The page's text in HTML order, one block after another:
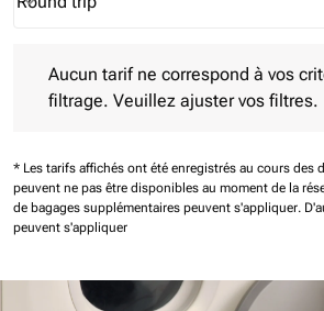
Journey Types option Round trip
Aucun tarif ne correspond à vos
filtrage. Veuillez ajuster vos filtres.
* Les tarifs affichés ont été enregistrés au cours des
peuvent ne pas être disponibles au moment de la
de bagages supplémentaires peuvent s'appliquer.
peuvent s'appliquer